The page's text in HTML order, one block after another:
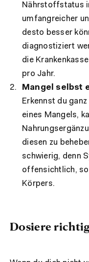
Nährstoffstatus
umfangreicher
desto besser
diagnostiziert
die
pro Jahr.
Mangel selbst
Erkennst du
eines Mangels,
diesen zu
schwierig, denn
offensichtlich,
Körpers.
Dosiere